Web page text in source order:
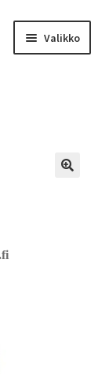
Valikko
valikko